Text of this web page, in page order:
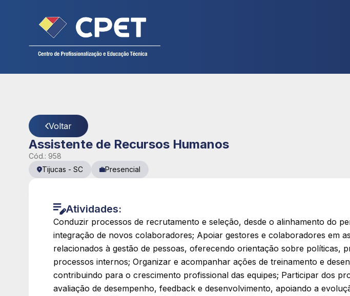
Cadastre seu currículo
Voltar
Assistente de Recursos Humanos
Cód.: 958
Tijucas - SC Presencial
Atividades:
Conduzir processos de recrutamento e seleção, desde o alinhamento do
integração de novos colaboradores; Apoiar gestores e colaboradores em
relacionados à gestão de pessoas, oferecendo orientação sobre políticas,
processos internos; Organizar e acompanhar ações de treinamento e
contribuindo para o crescimento profissional das equipes; Participar dos
avaliação de desempenho, feedback e desenvolvimento, apoiando a